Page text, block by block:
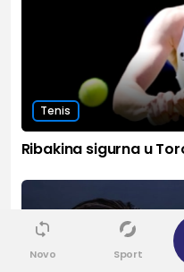
Tenis
Ribakina sigurna u
Novo Sport
✕